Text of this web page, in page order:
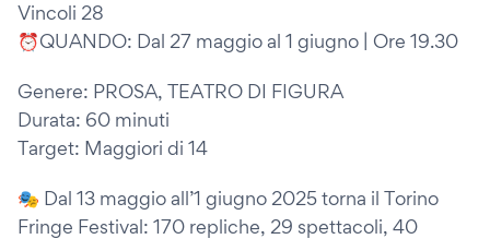
Vincoli 28
⏰QUANDO: Dal 27 maggio al 1 giugno | Ore 19.30
Genere: PROSA, TEATRO DI FIGURA
Durata: 60 minuti
Target: Maggiori di 14
🎭 Dal 13 maggio all’1 giugno 2025 torna il Torino
Fringe Festival: 170 repliche, 29 spettacoli, 40